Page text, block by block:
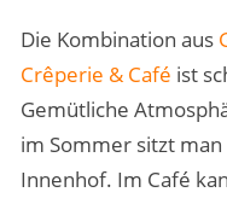
Die Kombination aus
Crêperie & Café ist
Gemütliche
im Sommer sitzt
Innenhof. Im Café